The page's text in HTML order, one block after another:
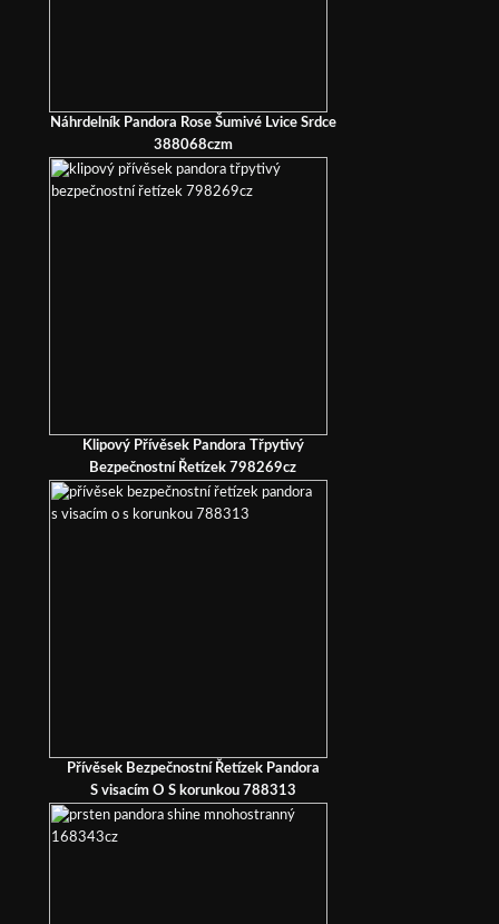
Náhrdelník Pandora Rose Šumivé Lvice Srdce
388068czm
Klipový Přívěsek Pandora Třpytivý
Bezpečnostní Řetízek 798269cz
Přívěsek Bezpečnostní Řetízek Pandora
S visacím O S korunkou 788313